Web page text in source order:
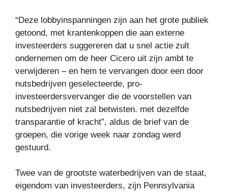
“Deze lobbyinspanningen zijn aan het grote publiek
getoond, met krantenkoppen die aan externe
investeerders suggereren dat u snel actie zult
ondernemen om de heer Cicero uit zijn ambt te
verwijderen – en hem te vervangen door een door
nutsbedrijven geselecteerde, pro-
investeerdersvervanger die de voorstellen van
nutsbedrijven niet zal betwisten. met dezelfde
transparantie of kracht”, aldus de brief van de
groepen, die vorige week naar zondag werd
gestuurd.
Twee van de grootste waterbedrijven van de staat,
eigendom van investeerders, zijn Pennsylvania